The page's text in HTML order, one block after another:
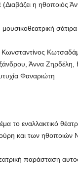
η ηθοποιός
Άννα Ζηρδέλη,
Φαναριώτη
το εναλλακτικό
και των ηθοποιών
παράσταση